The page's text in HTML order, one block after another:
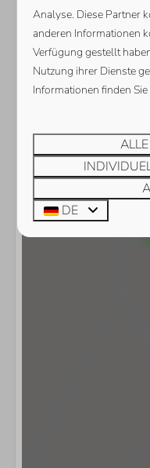
Analyse. Diese Partner
anderen Informationen
Verfügung gestellt
Nutzung ihrer Dienste
Informationen finden
DE